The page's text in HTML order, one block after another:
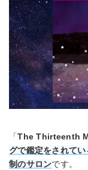
「The Thirteenth
グで鑑定をされて
制のサロンです。